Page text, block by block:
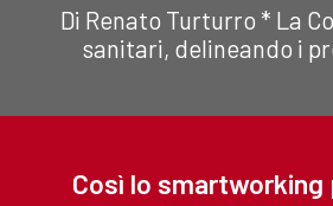
Di Renato Turturro * La
sanitari, delineando i
Così lo smartworking